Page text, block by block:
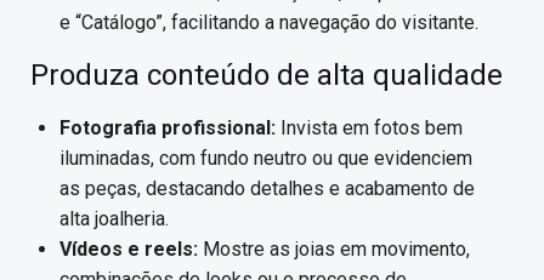
e “Catálogo”, facilitando a navegação do visitante.
Produza conteúdo de alta qualidade
Fotografia profissional: Invista em fotos bem
iluminadas, com fundo neutro ou que evidenciem
as peças, destacando detalhes e acabamento de
alta joalheria.
Vídeos e reels: Mostre as joias em movimento,